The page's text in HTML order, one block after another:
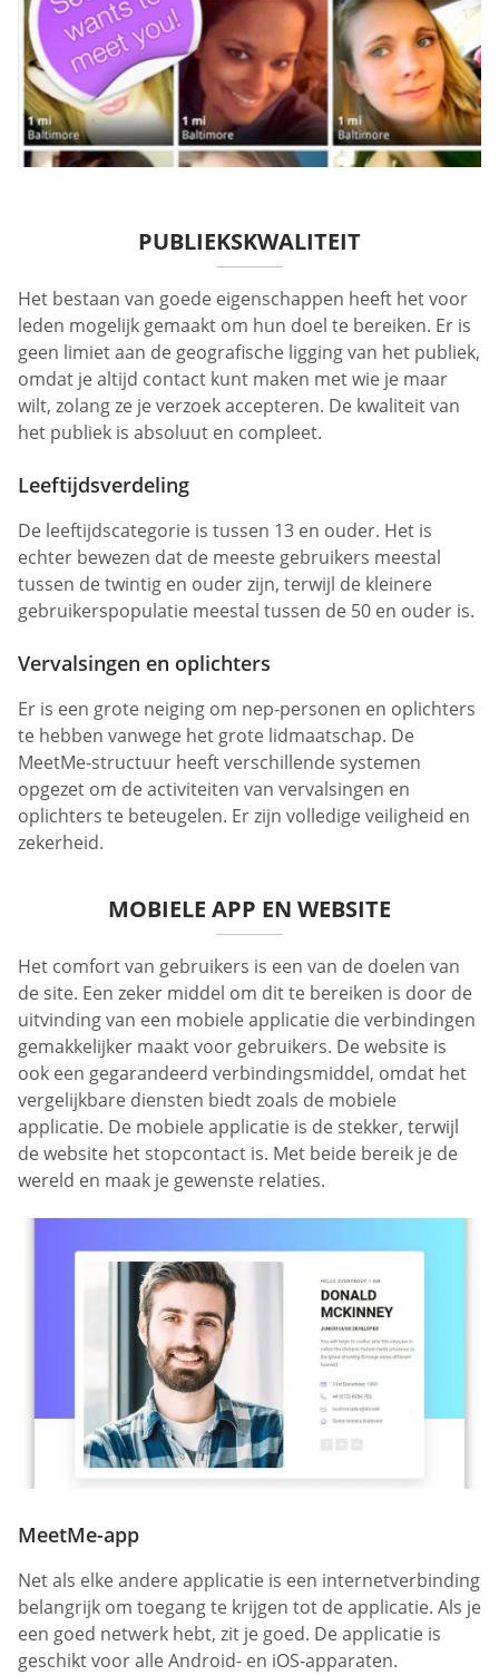
PUBLIEKSKWALITEIT
Het bestaan van goede eigenschappen heeft het voor
leden mogelijk gemaakt om hun doel te bereiken. Er is
geen limiet aan de geografische ligging van het publiek,
omdat je altijd contact kunt maken met wie je maar
wilt, zolang ze je verzoek accepteren. De kwaliteit van
het publiek is absoluut en compleet.
Leeftijdsverdeling
De leeftijdscategorie is tussen 13 en ouder. Het is
echter bewezen dat de meeste gebruikers meestal
tussen de twintig en ouder zijn, terwijl de kleinere
gebruikerspopulatie meestal tussen de 50 en ouder is.
Vervalsingen en oplichters
Er is een grote neiging om nep-personen en oplichters
te hebben vanwege het grote lidmaatschap. De
MeetMe-structuur heeft verschillende systemen
opgezet om de activiteiten van vervalsingen en
oplichters te beteugelen. Er zijn volledige veiligheid en
zekerheid.
MOBIELE APP EN WEBSITE
Het comfort van gebruikers is een van de doelen van
de site. Een zeker middel om dit te bereiken is door de
uitvinding van een mobiele applicatie die verbindingen
gemakkelijker maakt voor gebruikers. De website is
ook een gegarandeerd verbindingsmiddel, omdat het
vergelijkbare diensten biedt zoals de mobiele
applicatie. De mobiele applicatie is de stekker, terwijl
de website het stopcontact is. Met beide bereik je de
wereld en maak je gewenste relaties.
MeetMe-app
Net als elke andere applicatie is een internetverbinding
belangrijk om toegang te krijgen tot de applicatie. Als je
een goed netwerk hebt, zit je goed. De applicatie is
geschikt voor alle Android- en iOS-apparaten.